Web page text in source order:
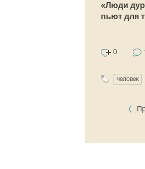
«Люди
пьют для
0
человек